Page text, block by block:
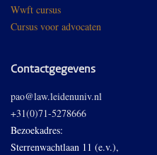
Wwft cursus
Cursus voor advocaten
Contactgegevens
pao@law.leidenuniv.nl
+31(0)71-5278666
Bezoekadres:
Sterrenwachtlaan 11 (e.v.),